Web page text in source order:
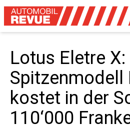
Lotus Eletre X:
Spitzenmodell
kostet in der
110‘000